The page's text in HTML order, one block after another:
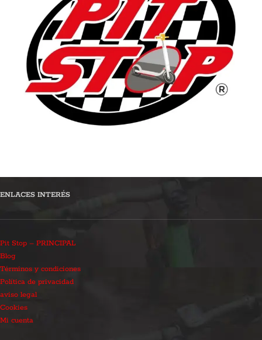
ENLACES INTERÉS
Pit Stop – PRINCIPAL
Blog
Términos y condiciones
Política de privacidad
aviso legal
Cookies
Mi cuenta